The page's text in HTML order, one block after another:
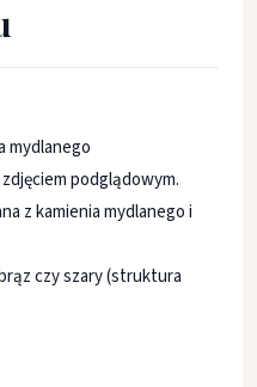
mydlanego
podglądowym.
z kamienia mydlanego i
czy szary (struktura